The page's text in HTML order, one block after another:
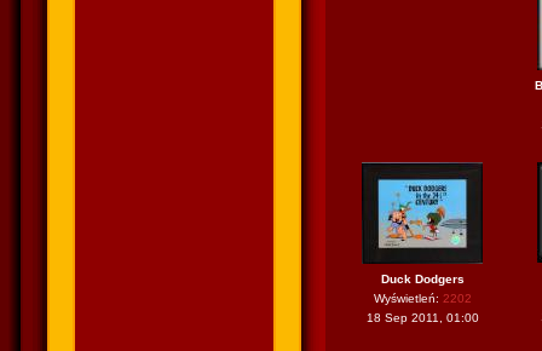
Duck Dodgers
Wyświetleń: 2202
18 Sep 2011, 01:00